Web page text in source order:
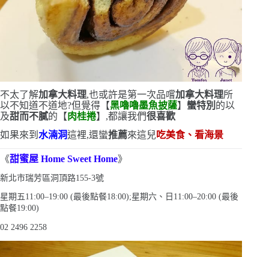
不太了解加拿大料理,也或許是第一次品嚐加拿大料理所
以不知道不道地?但覺得【黑嚕嚕墨魚披薩】 蠻特別 的以
及甜而不膩的【肉桂捲】,都讓我們很喜歡
如果來到 水湳洞這裡,還蠻推薦來這兒 吃美食、看海景
《甜蜜屋 Home Sweet Home》
新北市瑞芳區洞頂路155-3號
星期五11:00–19:00 (最後點餐18:00);星期六、日 11:00–20:00 (最後
點餐19:00)
02 2496 2258